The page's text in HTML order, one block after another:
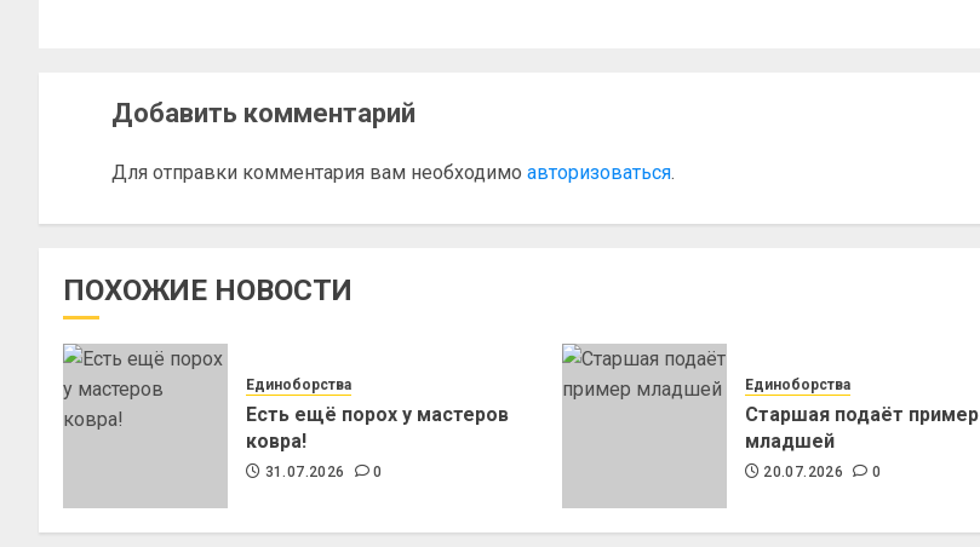
Добавить комментарий
Для отправки комментария вам необходимо авторизоваться.
ПОХОЖИЕ НОВОСТИ
Единоборства
Есть ещё порох у мастеров
ковра!
31.07.2026 0
Единоборства
Старшая подаёт пример
младшей
20.07.2026 0